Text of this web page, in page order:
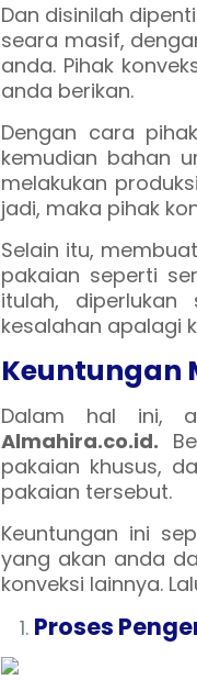
Dan disinilah
seara masif,
anda. Pihak
anda berikan.
Dengan cara
kemudian bahan
melakukan
jadi, maka pihak
Selain itu,
pakaian seperti
itulah,
kesalahan apalagi
Keuntungan
Dalam hal ini,
Almahira.co.id.
pakaian khusus,
pakaian tersebut.
Keuntungan ini
yang akan anda
konveksi lainnya.
Proses